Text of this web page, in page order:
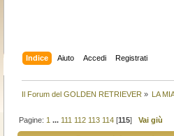
Indice Aiuto Accedi Registrati
Il Forum del GOLDEN RETRIEVER » LA
Pagine: 1 ... 111 112 113 114 [115]Vai giù